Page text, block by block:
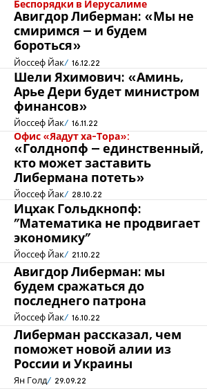
Беспорядки в Иерусалиме
Авигдор Либерман: «Мы не
смиримся – и будем
бороться»
Йоссеф Йак 16.12.22
Шели Яхимович: «Аминь,
Арье Дери будет министром
финансов»
Йоссеф Йак 16.11.22
Офис «Яадут ха-Тора»:
«Голднопф – единственный,
кто может заставить
Либермана потеть»
Йоссеф Йак 28.10.22
Ицхак Гольдкнопф:
"Математика не продвигает
экономику"
Йоссеф Йак 21.10.22
Авигдор Либерман: мы
будем сражаться до
последнего патрона
Йоссеф Йак 16.10.22
Либерман рассказал, чем
поможет новой алии из
России и Украины
Ян Голд 29.09.22